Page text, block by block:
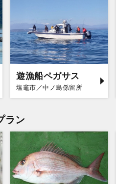
遊漁船ペガサス
塩竈市／中ノ島係留所
ラン